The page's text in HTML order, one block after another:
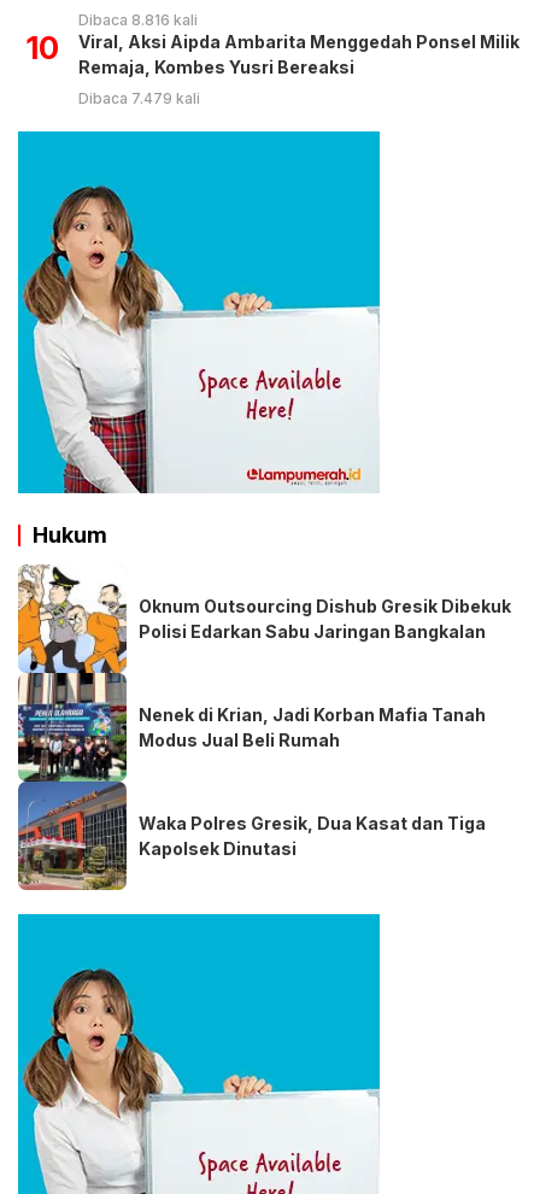
Dibaca 8.816 kali
10
Viral, Aksi Aipda Ambarita Menggedah Ponsel Milik
Remaja, Kombes Yusri Bereaksi
Dibaca 7.479 kali
Hukum
Oknum Outsourcing Dishub Gresik Dibekuk
Polisi Edarkan Sabu Jaringan Bangkalan
Nenek di Krian, Jadi Korban Mafia Tanah
Modus Jual Beli Rumah
Waka Polres Gresik, Dua Kasat dan Tiga
Kapolsek Dinutasi